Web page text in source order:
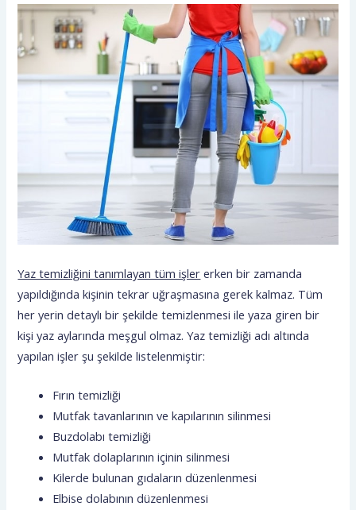
Yaz temizliğini tanımlayan tüm işler erken bir zamanda
yapıldığında kişinin tekrar uğraşmasına gerek kalmaz. Tüm
her yerin detaylı bir şekilde temizlenmesi ile yaza giren bir
kişi yaz aylarında meşgul olmaz. Yaz temizliği adı altında
yapılan işler şu şekilde listelenmiştir:
Fırın temizliği
Mutfak tavanlarının ve kapılarının silinmesi
Buzdolabı temizliği
Mutfak dolaplarının içinin silinmesi
Kilerde bulunan gıdaların düzenlenmesi
Elbise dolabının düzenlenmesi